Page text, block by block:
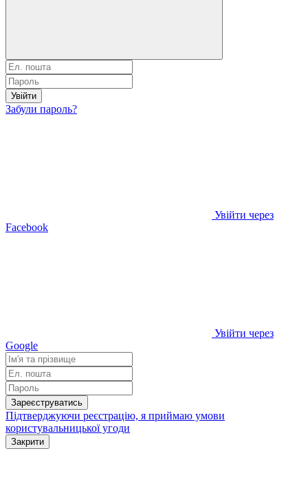
Увійти
Забули пароль?
Увійти через
Facebook
Увійти через
Google
Зареєструватись
Підтверджуючи реєстрацію, я приймаю умови
користувальницької угоди
Закрити